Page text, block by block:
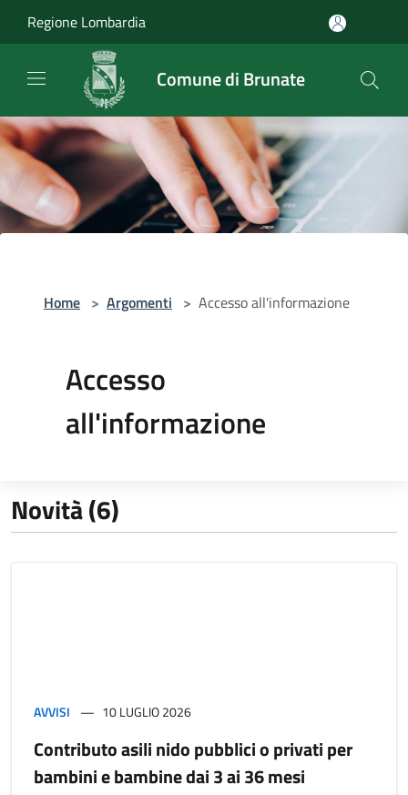
Regione Lombardia
Comune di Brunate
Home > Argomenti > Accesso all'informazione
Accesso
all'informazione
Novità (6)
AVVISI 10 LUGLIO 2026
Contributo asili nido pubblici o privati per
bambini e bambine dai 3 ai 36 mesi